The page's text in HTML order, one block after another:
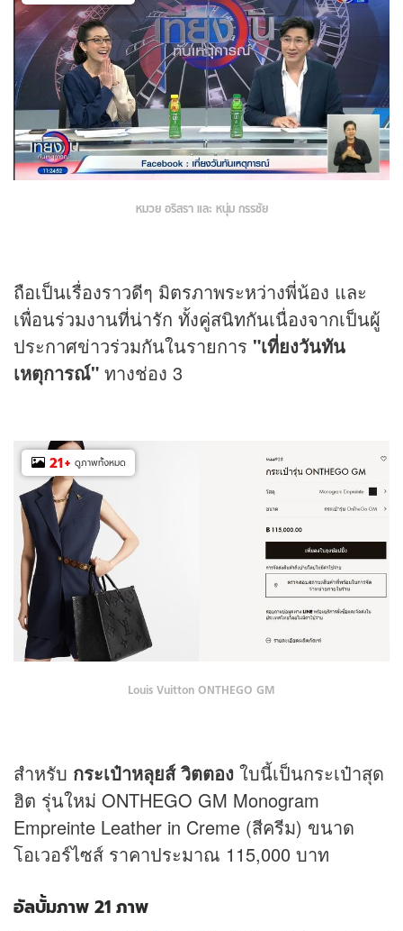
หมวย อริสรา และ หนุ่ม กรรชัย
ถือเป็นเรื่องราวดีๆ มิตรภาพระหว่างพี่น้อง และ
เพื่อนร่วมงานที่น่ารัก ทั้งคู่สนิทกันเนื่องจากเป็นผู้
ประกาศข่าวร่วมกันในรายการ "เที่ยงวันทัน
เหตุการณ์" ทางช่อง 3
21+ ดูภาพทั้งหมด
Louis Vuitton ONTHEGO GM
สำหรับ กระเป๋าหลุยส์ วิตตอง ใบนี้เป็นกระเป๋าสุด
ฮิต รุ่นใหม่ ONTHEGO GM Monogram
Empreinte Leather in Creme (สีครีม) ขนาด
โอเวอร์ไซส์ ราคาประมาณ 115,000 บาท
อัลบั้มภาพ 21 ภาพ